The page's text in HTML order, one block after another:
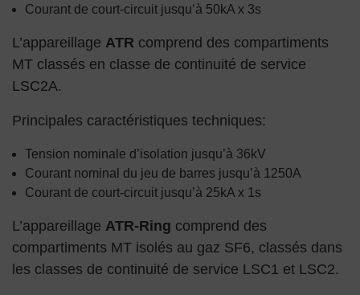
Courant de court-circuit jusqu’à 50kA x 3s
L’appareillage ATR comprend des compartiments
MT classés en classe de continuité de service
LSC2A.
Principales caractéristiques techniques:
Tension nominale d’isolation jusqu’à 36kV
Courant nominal du jeu de barres jusqu’à 1250A
Courant de court-circuit jusqu’à 25kA x 1s
L’appareillage ATR-Ring comprend des
compartiments MT isolés au gaz SF6, classés dans
les classes de continuité de service LSC1 et LSC2.